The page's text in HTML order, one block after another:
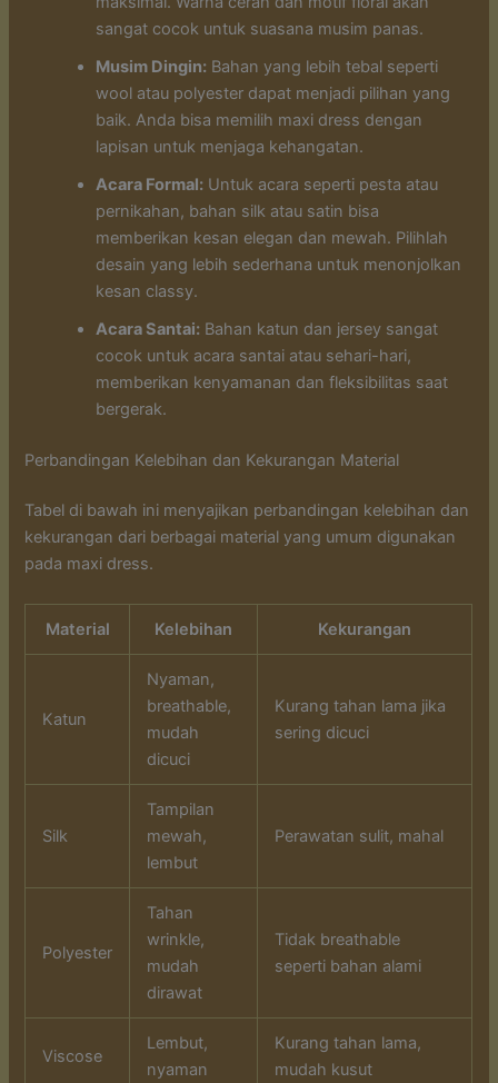
sangat cocok untuk suasana musim panas.
Musim Dingin: Bahan yang lebih tebal seperti
wool atau polyester dapat menjadi pilihan yang
baik. Anda bisa memilih maxi dress dengan
lapisan untuk menjaga kehangatan.
Acara Formal: Untuk acara seperti pesta atau
pernikahan, bahan silk atau satin bisa
memberikan kesan elegan dan mewah. Pilihlah
desain yang lebih sederhana untuk menonjolkan
kesan classy.
Acara Santai: Bahan katun dan jersey sangat
cocok untuk acara santai atau sehari-hari,
memberikan kenyamanan dan fleksibilitas saat
bergerak.
Perbandingan Kelebihan dan Kekurangan Material
Tabel di bawah ini menyajikan perbandingan kelebihan dan
kekurangan dari berbagai material yang umum digunakan
pada maxi dress.
Material Kelebihan Kekurangan
Katun
Nyaman,
breathable,
mudah
dicuci
Kurang tahan lama jika
sering dicuci
Silk
Tampilan
mewah,
lembut
Perawatan sulit, mahal
Polyester
Tahan
wrinkle,
mudah
dirawat
Tidak breathable
seperti bahan alami
Viscose
Lembut,
nyaman
Kurang tahan lama,
mudah kusut